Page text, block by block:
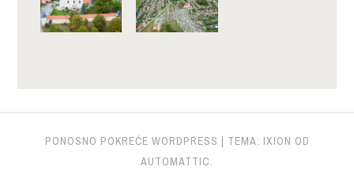
PONOSNO POKREĆE WORDPRESS | TEMA: IXION OD
AUTOMATTIC.